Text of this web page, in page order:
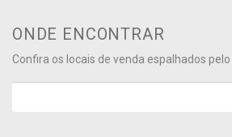
ONDE ENCONTRAR
Confira os locais de venda espalhados pelo